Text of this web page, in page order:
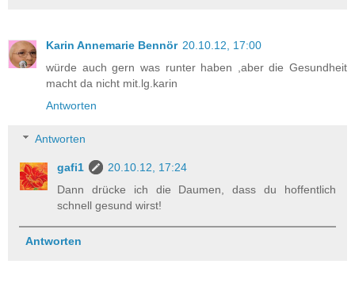
Karin Annemarie Bennör 20.10.12, 17:00
würde auch gern was runter haben ,aber die Gesundheit
macht da nicht mit.lg.karin
Antworten
Antworten
gafi1
20.10.12, 17:24
Dann drücke ich die Daumen, dass du hoffentlich
schnell gesund wirst!
Antworten